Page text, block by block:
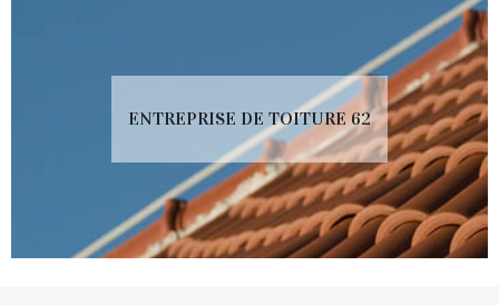
ENTREPRISE DE TOITURE 62